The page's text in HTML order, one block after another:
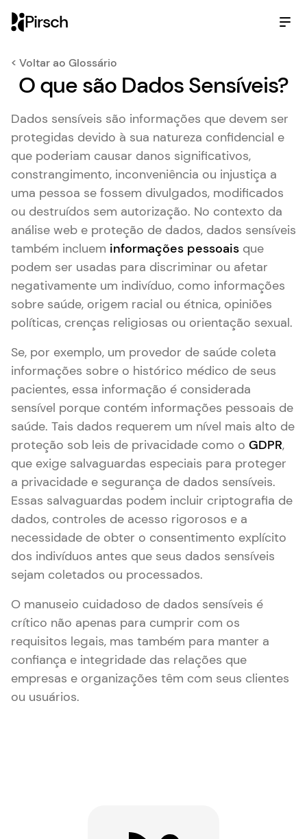
Pirsch
< Voltar ao Glossário
O que são Dados Sensíveis?
Dados sensíveis são informações que devem ser
protegidas devido à sua natureza confidencial e
que poderiam causar danos significativos,
constrangimento, inconveniência ou injustiça a
uma pessoa se fossem divulgados, modificados
ou destruídos sem autorização. No contexto da
análise web e proteção de dados, dados sensíveis
também incluem informações pessoais que
podem ser usadas para discriminar ou afetar
negativamente um indivíduo, como informações
sobre saúde, origem racial ou étnica, opiniões
políticas, crenças religiosas ou orientação sexual.
Se, por exemplo, um provedor de saúde coleta
informações sobre o histórico médico de seus
pacientes, essa informação é considerada
sensível porque contém informações pessoais de
saúde. Tais dados requerem um nível mais alto de
proteção sob leis de privacidade como o GDPR,
que exige salvaguardas especiais para proteger
a privacidade e segurança de dados sensíveis.
Essas salvaguardas podem incluir criptografia de
dados, controles de acesso rigorosos e a
necessidade de obter o consentimento explícito
dos indivíduos antes que seus dados sensíveis
sejam coletados ou processados.
O manuseio cuidadoso de dados sensíveis é
crítico não apenas para cumprir com os
requisitos legais, mas também para manter a
confiança e integridade das relações que
empresas e organizações têm com seus clientes
ou usuários.